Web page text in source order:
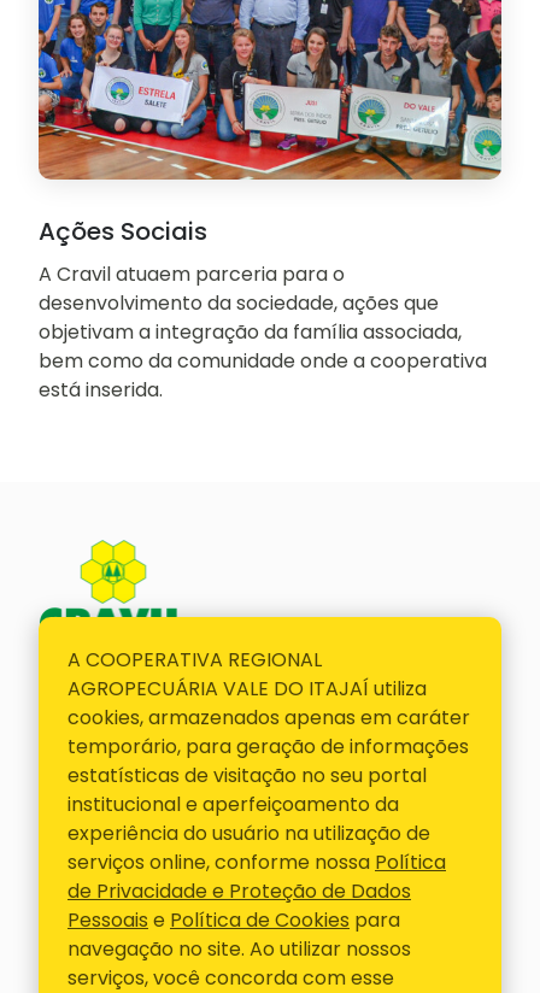
Ações Sociais
A Cravil atuaem parceria para o
desenvolvimento da sociedade, ações que
objetivam a integração da família associada,
bem como da comunidade onde a cooperativa
está inserida.
E-mail
cravil@cravil.com.br
Telefone
47 3531-3000
Siga-nos
ACESSOS RÁPIDOS
Contato
Representantes
A COOPERATIVA REGIONAL
AGROPECUÁRIA VALE DO ITAJAÍ utiliza
cookies, armazenados apenas em caráter
temporário, para geração de informações
estatísticas de visitação no seu portal
institucional e aperfeiçoamento da
experiência do usuário na utilização de
serviços online, conforme nossa Política
de Privacidade e Proteção de Dados
Pessoais e Política de Cookies para
navegação no site. Ao utilizar nossos
serviços, você concorda com esse